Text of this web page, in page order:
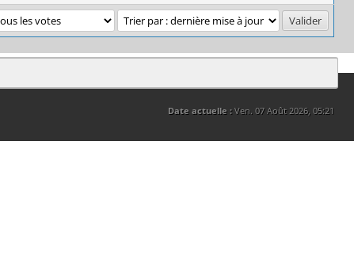
Date actuelle : Ven. 07 Août 2026, 05:21